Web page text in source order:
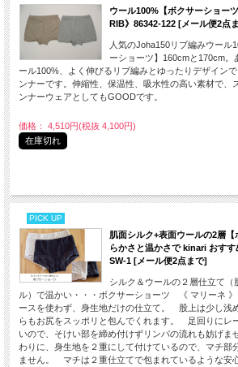
ウール100%【ボクサーショー
RIB》86342-122 [メール便2点
人気のJoha150リブ編みウール
ーショーツ】160cmと170cm。
ール100%、よく伸びるリブ編みとゆったりデザイン
ンナーです。伸縮性、保温性、吸水性の高い素材で、
ンナーウェアとしてもGOODです。
価格： 4,510円(税抜 4,100円)
在庫切れ
PICK UP
肌面シルク+表面ウールの2層
らかさと温かさで kinari おすす
SW-1 [メール便2点まで]
シルク＆ウールの２層仕立て（
ル）で温かい・・・ボクサーショーツ 《 マリーネ
ースを使わず、身生地だけの仕立て。 股上は少し浅
らもお尻をスッポリと包んでくれます。 足回りにレ
いので、そけい部を締め付けずリンパの流れも妨げ
わりに、身生地を２重にして付けているので、マチ部
ません。 マチは２重仕立てで包まれているような安